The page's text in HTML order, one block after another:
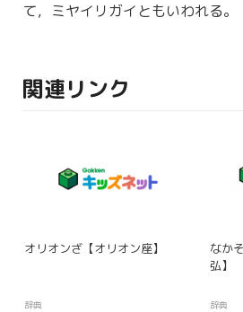
て，ミヤイリガイともいわれる。
関連リンク
オリオンざ【オリオン座】
辞典
なか
弘】
辞典